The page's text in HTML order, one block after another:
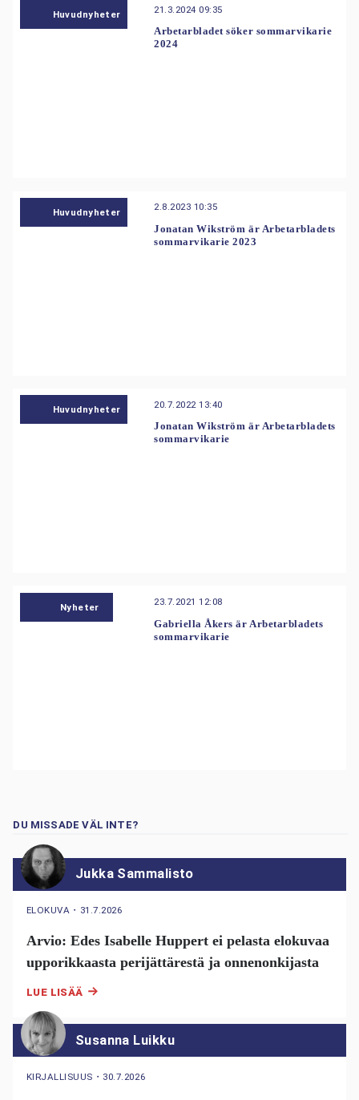
Huvudnyheter 21.3.2024 09:35
Arbetarbladet söker sommarvikarie
2024
Huvudnyheter 2.8.2023 10:35
Jonatan Wikström är Arbetarbladets
sommarvikarie 2023
Huvudnyheter 20.7.2022 13:40
Jonatan Wikström är Arbetarbladets
sommarvikarie
Nyheter 23.7.2021 12:08
Gabriella Åkers är Arbetarbladets
sommarvikarie
DU MISSADE VÄL INTE?
Jukka Sammalisto
ELOKUVA ・ 31.7.2026
Arvio: Edes Isabelle Huppert ei pelasta elokuvaa
upporikkaasta perijättärestä ja onnenonkijasta
LUE LISÄÄ
Susanna Luikku
KIRJALLISUUS ・ 30.7.2026